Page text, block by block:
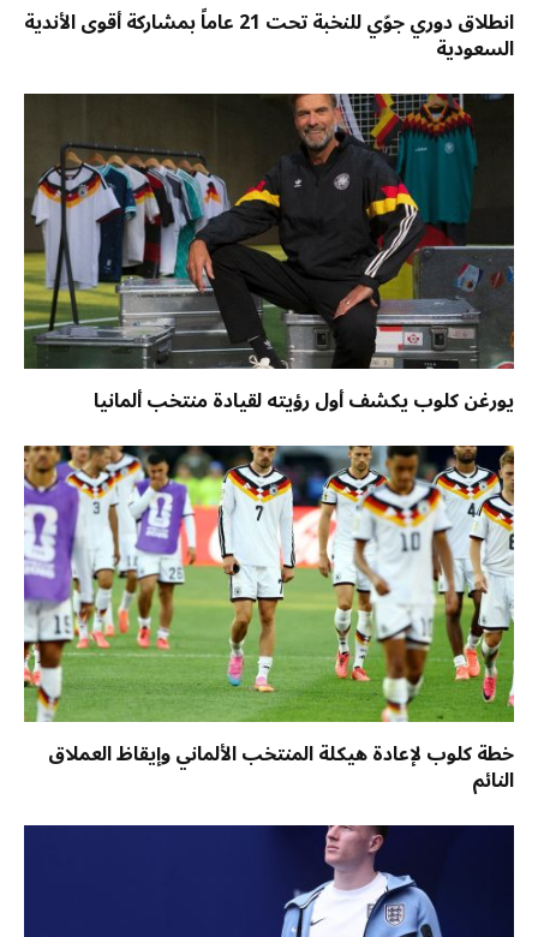
انطلاق دوري جوّي للنخبة تحت 21 عاماً بمشاركة أقوى الأندية
السعودية
يورغن كلوب يكشف أول رؤيته لقيادة منتخب ألمانيا
خطة كلوب لإعادة هيكلة المنتخب الألماني وإيقاظ العملاق
النائم